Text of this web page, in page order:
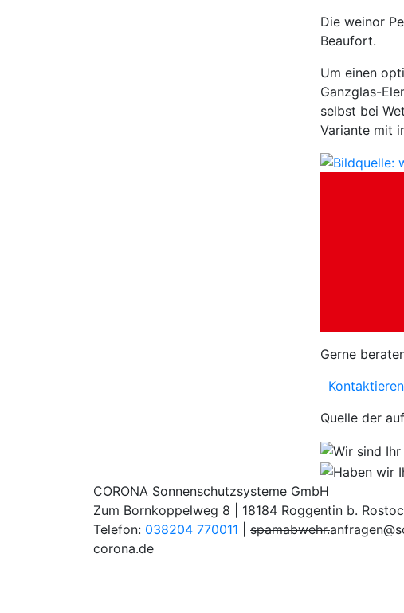
Die weinor
Beaufort.
Um einen
Ganzglas-
selbst bei
Variante mit
Gerne
Quelle der
CORONA Sonnenschutzsysteme GmbH
Zum Bornkoppelweg 8 | 18184 Roggentin b.
Telefon: 038204 770011 spamabwehr.
corona.de